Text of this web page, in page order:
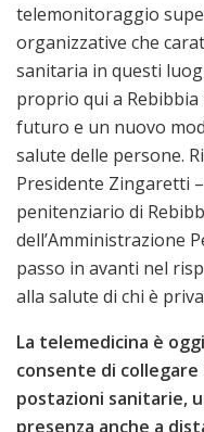
telemonitoraggio
organizzative che
sanitaria in questi
proprio qui a Rebibbia
futuro e un nuovo
salute delle persone.
Presidente Zingaretti –
penitenziario di
dell’Amministrazione
passo in avanti nel
alla salute di chi è
La telemedicina è
consente di
postazioni sanitarie,
presenza anche a